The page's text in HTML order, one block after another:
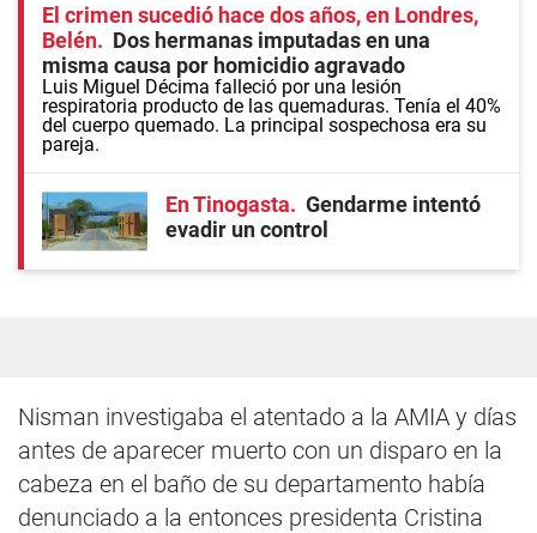
El crimen sucedió hace dos años, en Londres,
Belén
Dos hermanas imputadas en una
misma causa por homicidio agravado
Luis Miguel Décima falleció por una lesión
respiratoria producto de las quemaduras. Tenía el 40%
del cuerpo quemado. La principal sospechosa era su
pareja.
En Tinogasta
Gendarme intentó
evadir un control
Nisman investigaba el atentado a la AMIA y días
antes de aparecer muerto con un disparo en la
cabeza en el baño de su departamento había
denunciado a la entonces presidenta Cristina